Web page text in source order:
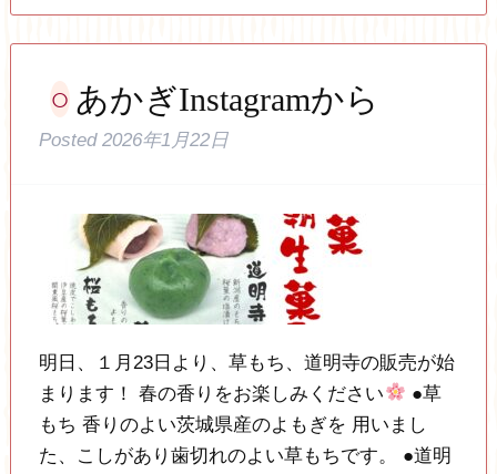
あかぎInstagramから
Posted2026年1月22日
明日、１月23日より、草もち、道明寺の販売が始
まります！ 春の香りをお楽しみください
●草
もち 香りのよい茨城県産のよもぎを 用いまし
た、こしがあり歯切れのよい草もちです。 ●道明